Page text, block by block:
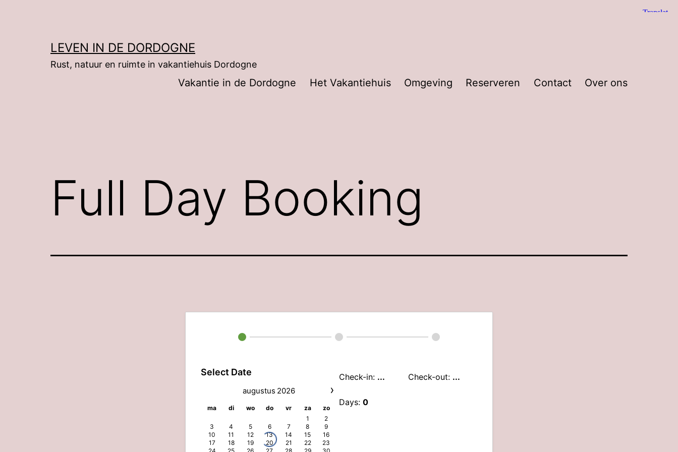
LEVEN IN DE DORDOGNE
Rust, natuur en ruimte in vakantiehuis Dordogne
Vakantie in de Dordogne Het Vakantiehuis Omgeving Reserveren Contact Over ons
Full Day Booking
Select Date
›
augustus 2026
ma di wo do vr za
zo
1
2
3
4 5 6 7 8
9
10
11 12 13 14 15
16
17
18 19 20 21 22
23
Check-in: ... Check-out: ...
Days: 0